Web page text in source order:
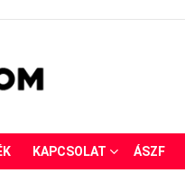
KAPCSOLAT ÁSZF